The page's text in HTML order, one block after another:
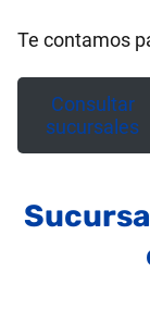
Te contamos
Consultar
sucursales